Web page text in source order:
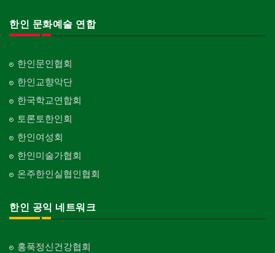
한인 문화예술 연합
한인문인협회
한인교향악단
한국학교연합회
토론토한인회
한인여성회
한인미술가협회
온주한인실협인협회
한인 공익 네트워크
홍푹정신건강협회